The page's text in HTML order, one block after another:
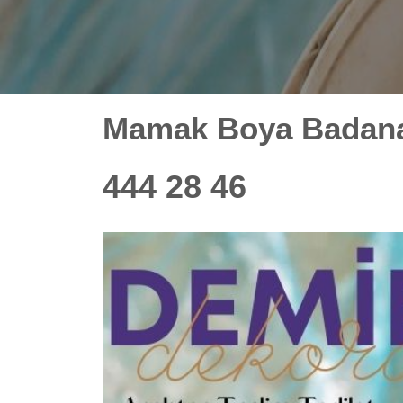
Mamak Boya
444 28 46